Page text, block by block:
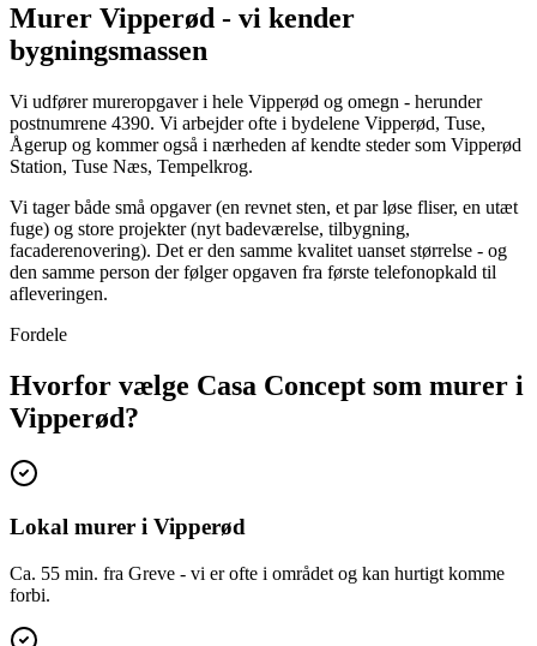
Murer Vipperød - vi kender
bygningsmassen
Vi udfører mureropgaver i hele Vipperød og omegn - herunder
postnumrene 4390. Vi arbejder ofte i bydelene Vipperød, Tuse,
Ågerup og kommer også i nærheden af kendte steder som Vipperød
Station, Tuse Næs, Tempelkrog.
Vi tager både små opgaver (en revnet sten, et par løse fliser, en utæt
fuge) og store projekter (nyt badeværelse, tilbygning,
facaderenovering). Det er den samme kvalitet uanset størrelse - og
den samme person der følger opgaven fra første telefonopkald til
afleveringen.
Fordele
Hvorfor vælge Casa Concept som murer i
Vipperød?
Lokal murer i Vipperød
Ca. 55 min. fra Greve - vi er ofte i området og kan hurtigt komme
forbi.